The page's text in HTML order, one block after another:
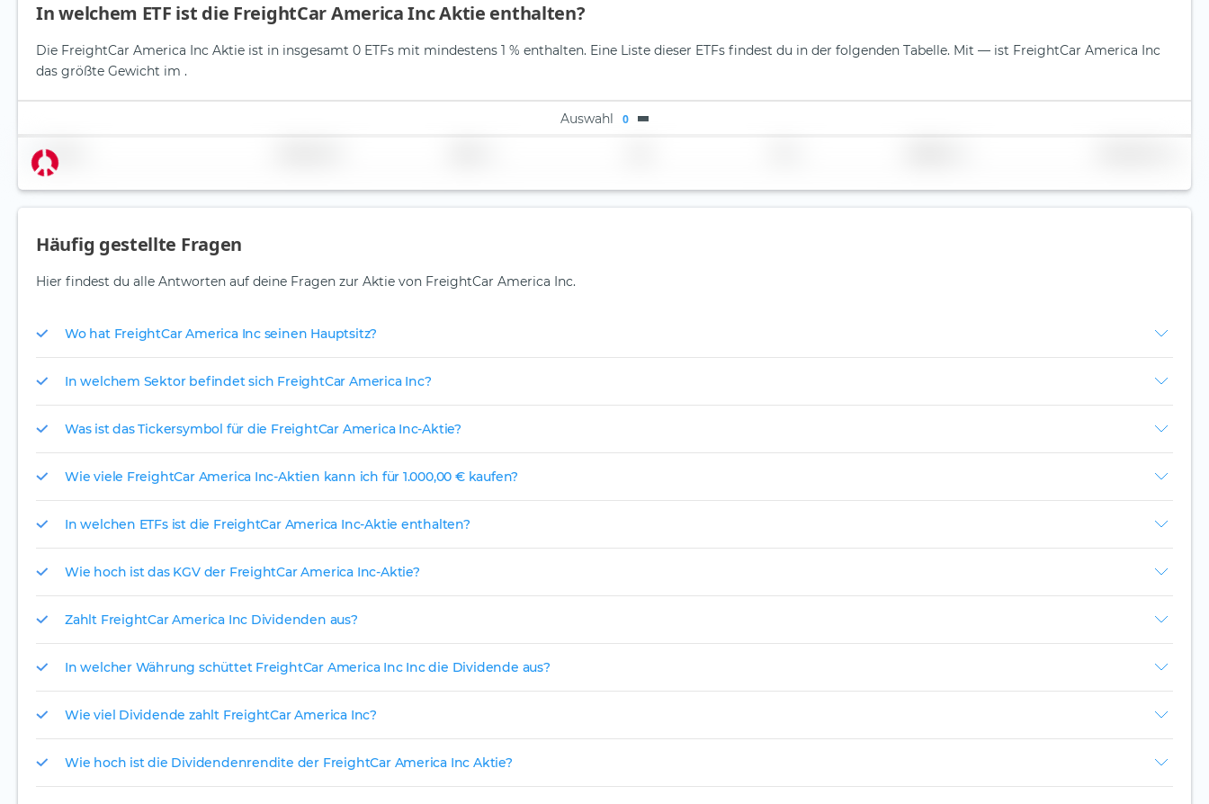
In welchem ETF ist die FreightCar America Inc Aktie enthalten?
Die FreightCar America Inc Aktie ist in insgesamt 0 ETFs mit mindestens 1 % enthalten. Eine Liste dieser ETFs findest du in der folgenden Tabelle. Mit — ist FreightCar America Inc
das größte Gewicht im .
Auswahl 0
Name
Häufig gestellte Fragen
Hier findest du alle Antworten auf deine Fragen zur Aktie von FreightCar America Inc.
Wo hat FreightCar America Inc seinen Hauptsitz?
In welchem Sektor befindet sich FreightCar America Inc?
Was ist das Tickersymbol für die FreightCar America Inc-Aktie?
Wie viele FreightCar America Inc-Aktien kann ich für 1.000,00 € kaufen?
In welchen ETFs ist die FreightCar America Inc-Aktie enthalten?
Wie hoch ist das KGV der FreightCar America Inc-Aktie?
Zahlt FreightCar America Inc Dividenden aus?
In welcher Währung schüttet FreightCar America Inc Inc die Dividende aus?
Wie viel Dividende zahlt FreightCar America Inc?
Wie hoch ist die Dividendenrendite der FreightCar America Inc Aktie?